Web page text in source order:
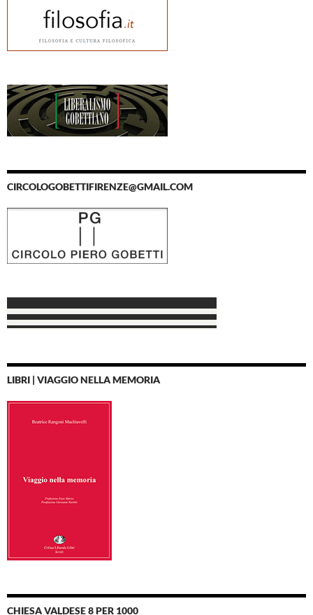
CIRCOLOGOBETTIFIRENZE@GMAIL.COM
LIBRI | VIAGGIO NELLA MEMORIA
CHIESA VALDESE 8 PER 1000